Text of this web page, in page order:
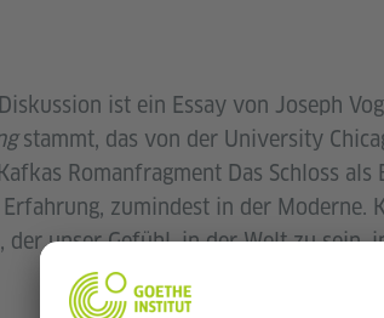
ist ein Essay von Joseph
stammt, das von der University
Romanfragment Das Schloss
zumindest in der Moderne.
der unser Gefühl, in der Welt zu sein,